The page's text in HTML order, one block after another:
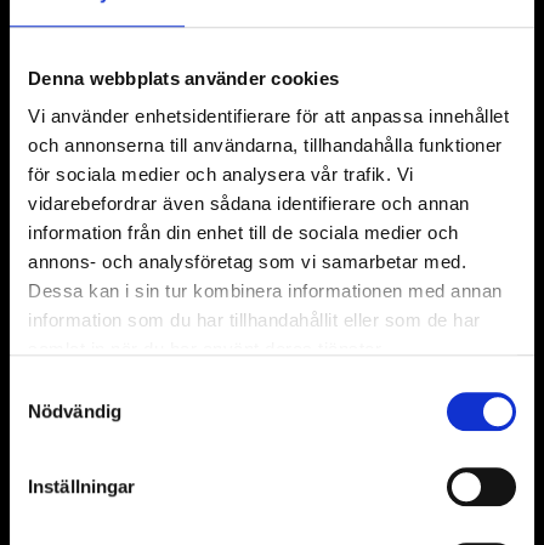
Denna webbplats använder cookies
Vi använder enhetsidentifierare för att anpassa innehållet
och annonserna till användarna, tillhandahålla funktioner
för sociala medier och analysera vår trafik. Vi
vidarebefordrar även sådana identifierare och annan
information från din enhet till de sociala medier och
annons- och analysföretag som vi samarbetar med.
Dessa kan i sin tur kombinera informationen med annan
information som du har tillhandahållit eller som de har
Nödvändig
Inställningar
vet vad du behöver och är beredd att klicka dig
fram för att beställa det du vill ha. Om du
behöver vägledning och råd på något sätt är du
naturligtvis alltid välkommen att ringa våra
reservdelsspecialister på telefon 0774-48 28 80.
I vår webbshop kan du handla såväl reservdelar
som kompletta anläggningar enkelt och snabbt
rabattkoden. Dessutom har vi en fyndhörna med
ibland ända upp till 75 % på vissa, utvalda delar. Vi